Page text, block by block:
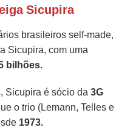
Sicupira
brasileiros self-made,
Sicupira, com uma
bilhões.
Sicupira é sócio da3G
o trio (Lemann, Telles e
1973.